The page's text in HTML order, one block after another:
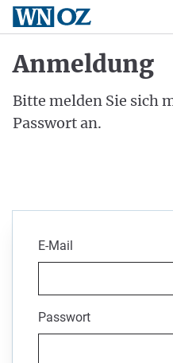
Anmeldung
Bitte melden Sie sich
Passwort an.
E-Mail
Passwort